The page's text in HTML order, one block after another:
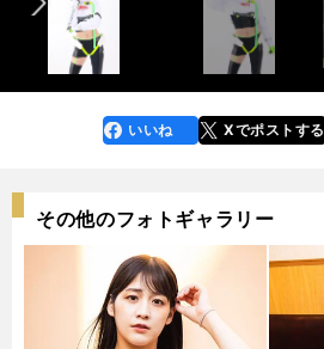
faceboo
k
いいね Xでポストする
line
その他のフォトギャラリー